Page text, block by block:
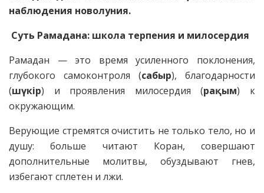
наблюдения новолуния.
Суть Рамадана: школа терпения и милосердия
Рамадан — это время усиленного поклонения,
глубокого самоконтроля (сабыр), благодарности
(шүкір) и проявления милосердия (рақым) к
окружающим.
Верующие стремятся очистить не только тело, но и
душу: больше читают Коран, совершают
дополнительные молитвы, обуздывают гнев,
избегают сплетен и лжи.